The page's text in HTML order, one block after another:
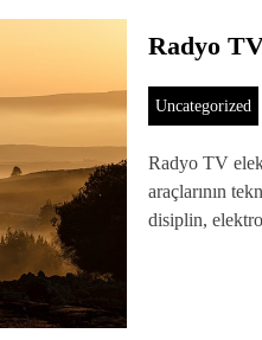
Radyo
Uncategorized
Radyo TV
araçlarının
disiplin,